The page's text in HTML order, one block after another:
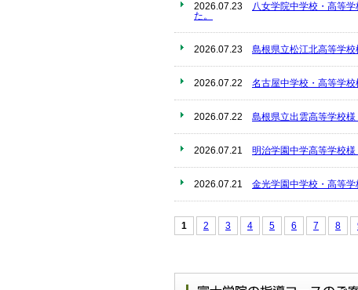
2026.07.23 八女学院中学校・高等
た。
2026.07.23 島根県立松江北高等学校
2026.07.22 名古屋中学校・高等学校
2026.07.22 島根県立出雲高等学校様
2026.07.21 明治学園中学高等学校様
2026.07.21 金光学園中学校・高等学
1 2 3 4 5 6 7 8